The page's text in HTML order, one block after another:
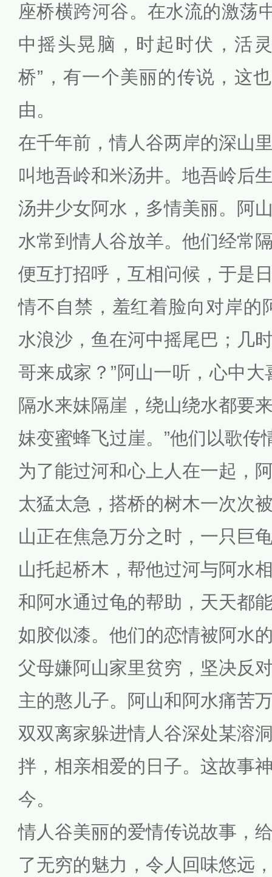
座桥横跨河谷。在水流的激荡
中摇头晃脑，时起时伏，活
桥”，有一个美丽的传说，这
由。
在千年前，情人谷两岸的深山
叫地吾岭和米汤井。地吾岭后
汤井少女阿水，多情美丽。阿
水常到情人谷放羊。他们经常
便互打招呼，互相问候，于是
情不自禁，羞红着脸向对岸的
水浪沙，鱼在河中摇尾巴；几
哥来成家？”阿山一听，心中大
隔水来妹隔崖，绕山绕水都要
妹变蜜蜂飞过崖。”他们以歌传
为了能过河和心上人在一起，
太猛太急，搭桥的树木一次次
山正在焦急万分之时，一只巨
山托起桥木，帮他过河与阿水
和阿水通过龟的帮助，天天都
如胶似漆。他们的恋情被阿水
父母嫌阿山家里贫穷，坚决反
主的憨儿子。阿山和阿水痛苦
双双离家躲进情人谷深处某溶
拌，相亲相爱的日子。这故事
今。
情人谷美丽的爱情传说故事，
了无穷的魅力，令人回味悠远